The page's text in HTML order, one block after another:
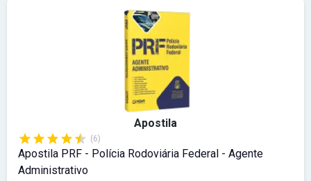
Apostila
(6)
Apostila PRF - Polícia Rodoviária Federal - Agente
Administrativo